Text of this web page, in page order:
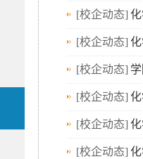
[校企动态]
[校企动态]
[校企动态]
[校企动态]
[校企动态]
[校企动态]